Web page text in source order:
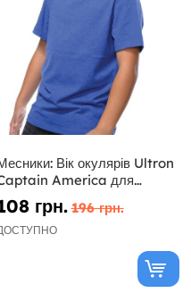
Вік окулярів Ultron
America для
грн. 196 грн.